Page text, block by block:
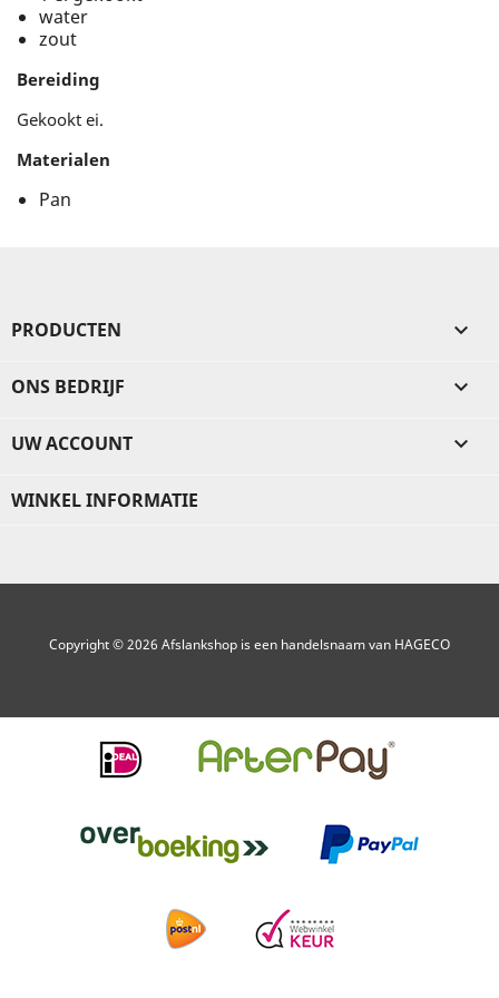
water
zout
Bereiding
Gekookt ei.
Materialen
Pan
PRODUCTEN 
ONS BEDRIJF 
UW ACCOUNT 
WINKEL INFORMATIE
Copyright © 2026 Afslankshop is een handelsnaam van HAGECO